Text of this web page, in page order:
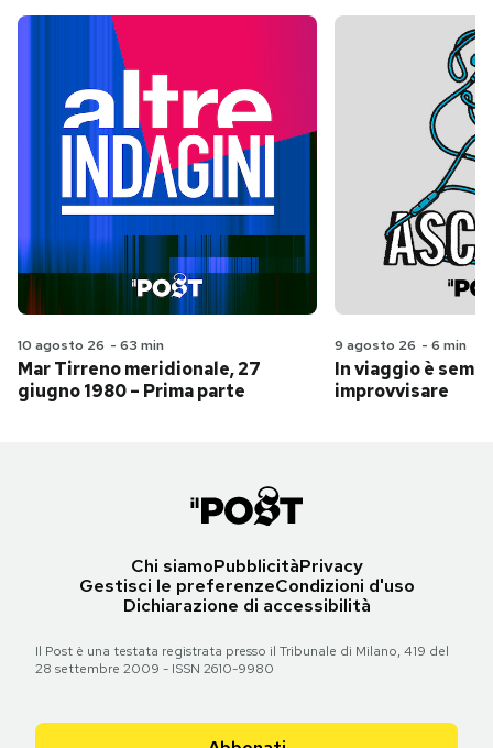
10 agosto 26 - 63 min
Mar Tirreno meridionale, 27
giugno 1980 – Prima parte
9 agosto 26 - 6 min
In viaggio è
improvvisare
Chi siamoPubblicitàPrivacy
Gestisci le preferenzeCondizioni d'uso
Dichiarazione di accessibilità
Il Post è una testata registrata presso il Tribunale di Milano, 419 del
28 settembre 2009 - ISSN 2610-9980